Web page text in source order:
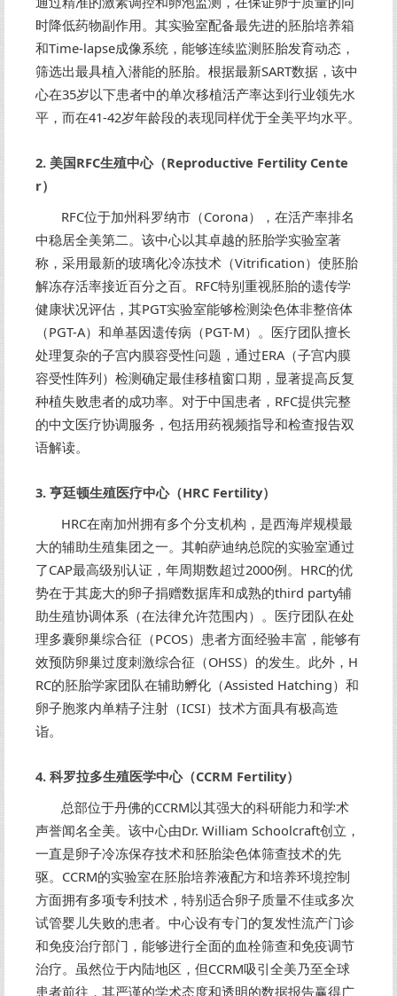
时降低药物副作用。其实验室配备最先进的胚胎培养箱
和Time-lapse成像系统，能够连续监测胚胎发育动态，
筛选出最具植入潜能的胚胎。根据最新SART数据，该中
心在35岁以下患者中的单次移植活产率达到行业领先水
平，而在41-42岁年龄段的表现同样优于全美平均水平。
2. 美国RFC生殖中心（Reproductive Fertility Cente
r）
RFC位于加州科罗纳市（Corona），在活产率排名
中稳居全美第二。该中心以其卓越的胚胎学实验室著
称，采用最新的玻璃化冷冻技术（Vitrification）使胚胎
解冻存活率接近百分之百。RFC特别重视胚胎的遗传学
健康状况评估，其PGT实验室能够检测染色体非整倍体
（PGT-A）和单基因遗传病（PGT-M）。医疗团队擅长
处理复杂的子宫内膜容受性问题，通过ERA（子宫内膜
容受性阵列）检测确定最佳移植窗口期，显著提高反复
种植失败患者的成功率。对于中国患者，RFC提供完整
的中文医疗协调服务，包括用药视频指导和检查报告双
语解读。
3. 亨廷顿生殖医疗中心（HRC Fertility）
HRC在南加州拥有多个分支机构，是西海岸规模最
大的辅助生殖集团之一。其帕萨迪纳总院的实验室通过
了CAP最高级别认证，年周期数超过2000例。HRC的优
势在于其庞大的卵子捐赠数据库和成熟的third party辅
助生殖协调体系（在法律允许范围内）。医疗团队在处
理多囊卵巢综合征（PCOS）患者方面经验丰富，能够有
效预防卵巢过度刺激综合征（OHSS）的发生。此外，H
RC的胚胎学家团队在辅助孵化（Assisted Hatching）和
卵子胞浆内单精子注射（ICSI）技术方面具有极高造
诣。
4. 科罗拉多生殖医学中心（CCRM Fertility）
总部位于丹佛的CCRM以其强大的科研能力和学术
声誉闻名全美。该中心由Dr. William Schoolcraft创立，
一直是卵子冷冻保存技术和胚胎染色体筛查技术的先
驱。CCRM的实验室在胚胎培养液配方和培养环境控制
方面拥有多项专利技术，特别适合卵子质量不佳或多次
试管婴儿失败的患者。中心设有专门的复发性流产门诊
和免疫治疗部门，能够进行全面的血栓筛查和免疫调节
治疗。虽然位于内陆地区，但CCRM吸引全美乃至全球
患者前往，其严谨的学术态度和透明的数据报告赢得广